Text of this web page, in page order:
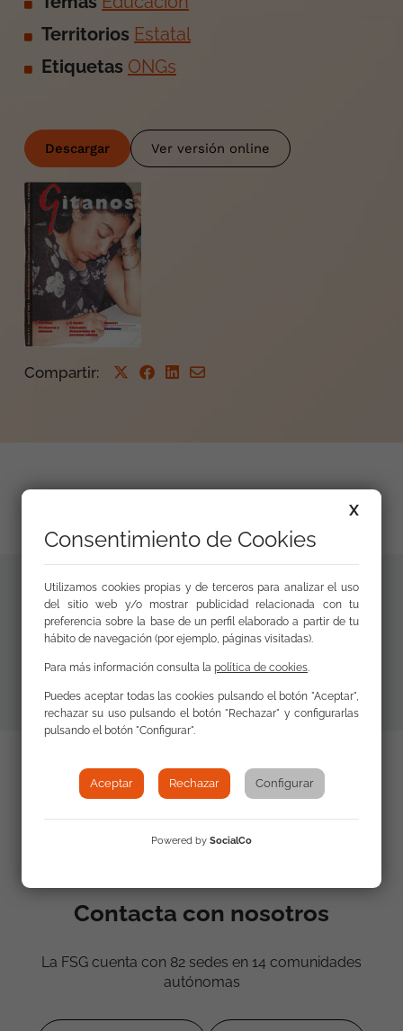
Territorios Estatal
Etiquetas ONGs
Descargar Ver versión online
Compartir:
Número dedicado a la Educación de adultos.
Materiales
adicionales
Revista
completa (18.3 MB)
Contacta con nosotros
La FSG cuenta con 82 sedes en 14 comunidades
autónomas
X
Consentimiento de Cookies
Utilizamos cookies propias y de terceros para analizar el uso
del sitio web y/o mostrar publicidad relacionada con tu
preferencia sobre la base de un perfil elaborado a partir de tu
hábito de navegación (por ejemplo, páginas visitadas).
Para más información consulta la política de cookies.
Puedes aceptar todas las cookies pulsando el botón "Aceptar",
rechazar su uso pulsando el botón "Rechazar" y configurarlas
pulsando el botón "Configurar".
Aceptar Rechazar Configurar
Powered by SocialCo